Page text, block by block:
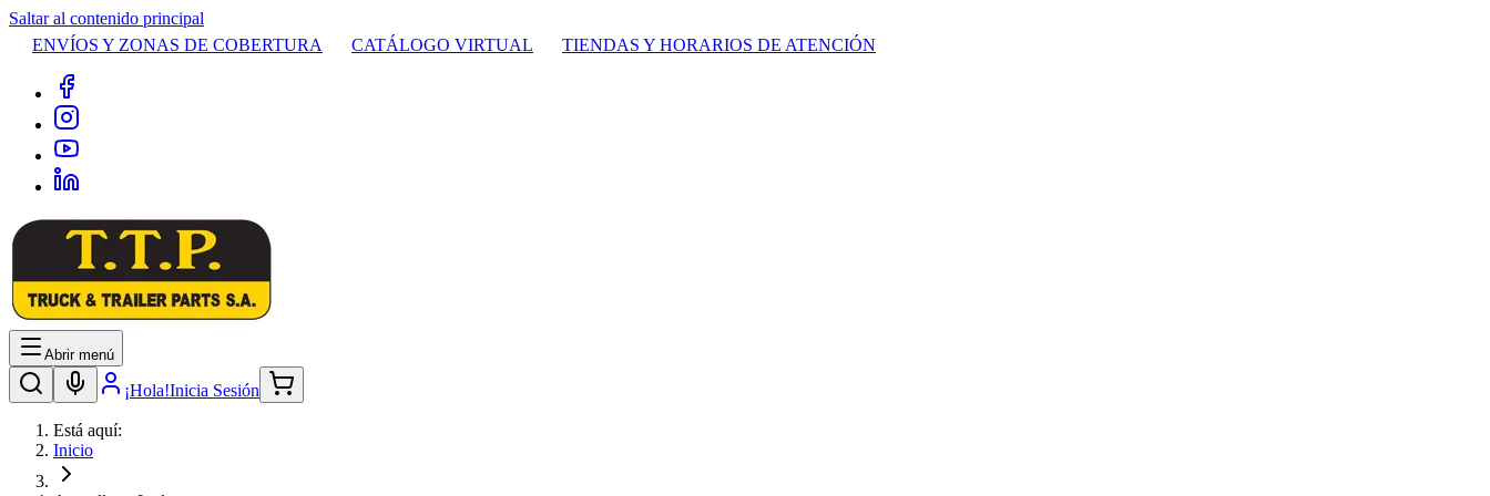
Saltar al contenido principal
ENVÍOS Y ZONAS DE COBERTURA
CATÁLOGO VIRTUAL TIENDAS Y HORARIOS DE ATENCIÓN
Abrir menú
¡Hola!Inicia Sesión
Está aquí:
Inicio